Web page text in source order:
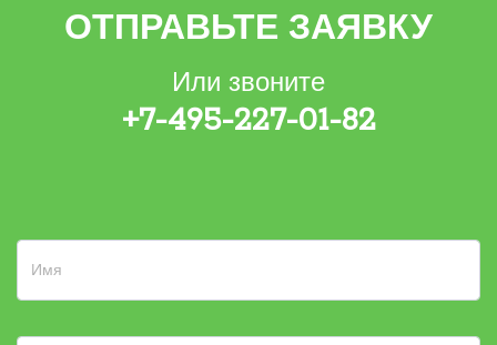
ОТПРАВЬТЕ ЗАЯВКУ
Или звоните
+7-495-227-01-82